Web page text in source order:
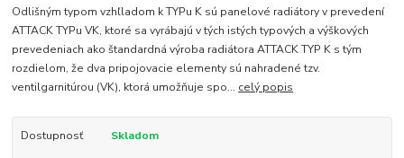
Odlišným typom vzhľladom k TYPu K sú panelové radiátory v prevedení
ATTACK TYPu VK, ktoré sa vyrábajú v tých istých typových a výškových
prevedeniach ako štandardná výroba radiátora ATTACK TYP K s tým
rozdielom, že dva pripojovacie elementy sú nahradené tzv.
ventilgarnitúrou (VK), ktorá umožňuje spo... celý popis
Dostupnosť Skladom